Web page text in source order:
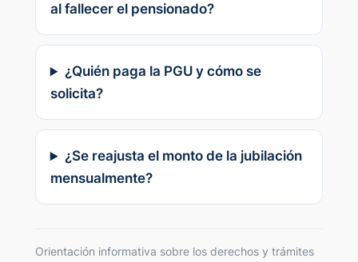
al fallecer el pensionado?
¿Quién paga la PGU y cómo se
solicita?
¿Se reajusta el monto de la jubilación
mensualmente?
Orientación informativa sobre los derechos y trámites